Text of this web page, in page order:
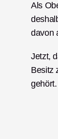
Als
davon
Jetzt,
Besitz
gehört.